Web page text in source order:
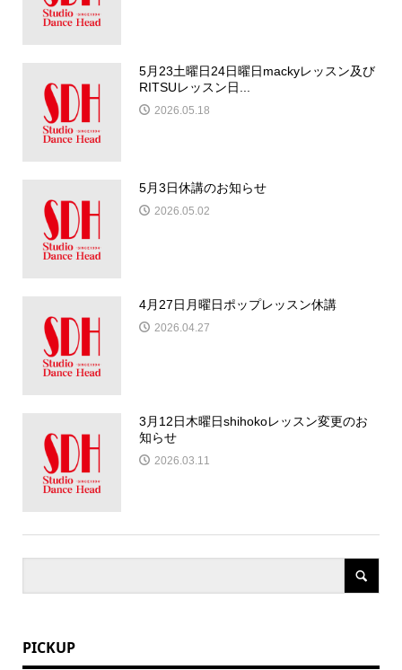
5月23土曜日24日曜日mackyレッスン及び
RITSUレッスン日...
2026.05.18
5月3日休講のお知らせ
2026.05.02
4月27日月曜日ポップレッスン休講
2026.04.27
3月12日木曜日shihokoレッスン変更のお
知らせ
2026.03.11
PICKUP